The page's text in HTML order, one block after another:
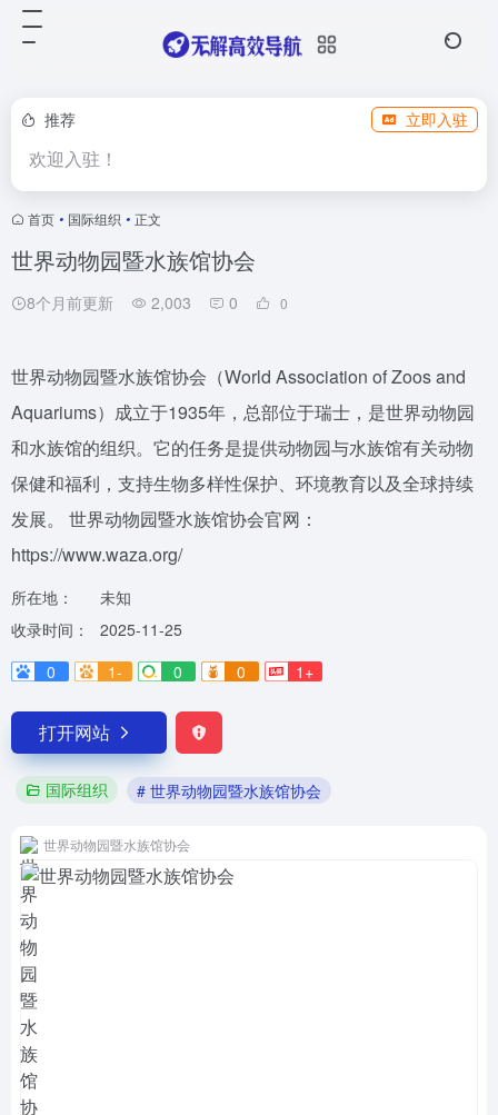
推荐 立即入驻
欢迎入驻！
首页 • 国际组织 • 正文
世界动物园暨水族馆协会
8个月前更新 2,003 0 0
世界动物园暨水族馆协会（World Association of Zoos and
Aquariums）成立于1935年，总部位于瑞士，是世界动物园
和水族馆的组织。它的任务是提供动物园与水族馆有关动物
保健和福利，支持生物多样性保护、环境教育以及全球持续
发展。 世界动物园暨水族馆协会官网：
https://www.waza.org/
所在地：
未知
收录时间：
2025-11-25
0
1- 0 0 1+
打开网站
国际组织 # 世界动物园暨水族馆协会
世界动物园暨水族馆协会